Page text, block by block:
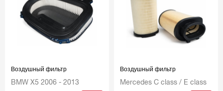
Воздушный фильтр
BMW X5 2006 - 2013
Воздушный фильтр
Mercedes C class / E class